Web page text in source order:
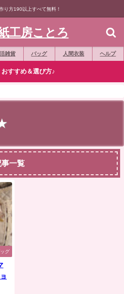
り方190以上すべて無料！
工房ことろ
雑貨 バッグ 人間衣装 ヘルプ
おすすめ＆選び方♪
一覧
グ